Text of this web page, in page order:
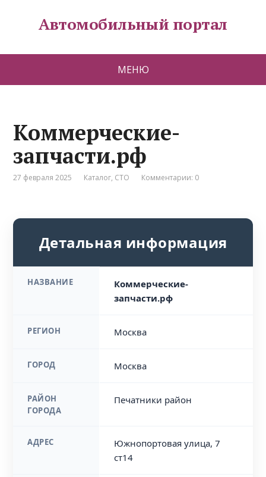
Автомобильный портал
МЕНЮ
Коммерческие-
запчасти.рф
27 февраля 2025 Каталог, СТО Комментарии: 0
Детальная информация
НАЗВАНИЕ
Коммерческие-
запчасти.рф
РЕГИОН Москва
ГОРОД Москва
РАЙОН
ГОРОДА
Печатники район
АДРЕС
Южнопортовая улица, 7
ст14